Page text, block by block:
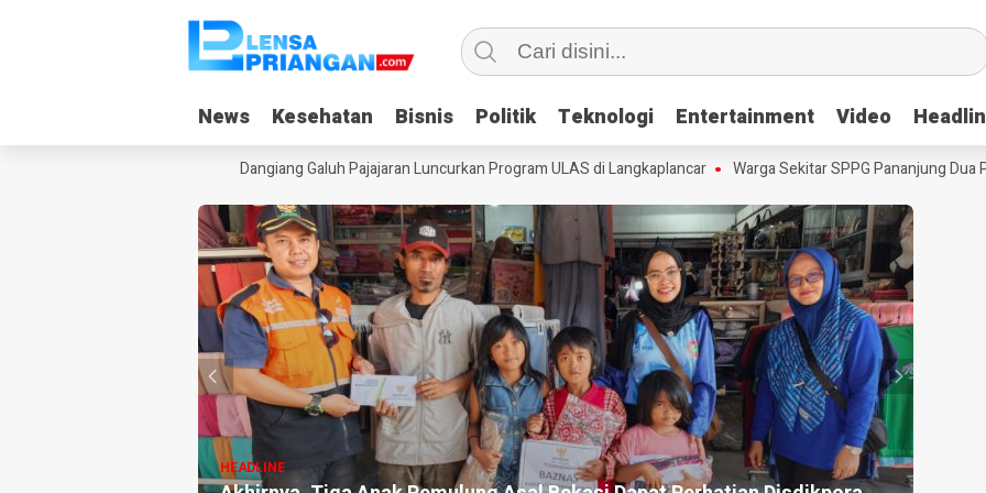
News Kesehatan Bisnis Politik Teknologi Entertainment Video
News Kesehatan Bisnis Politik Teknologi Entertainment Video
Saat Liburan, Yayasan Dangiang Galuh Pajajaran Luncurkan Program ULAS di Langkaplancar Warga Sekitar SPPG Pananjung Dua
HEADLINE